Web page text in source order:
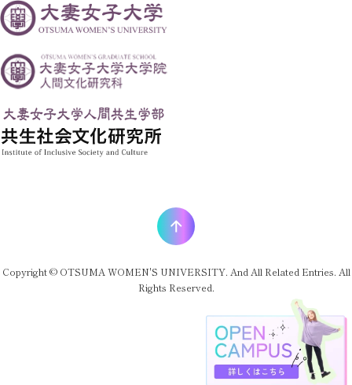
Copyright © OTSUMA WOMEN'S UNIVERSITY. And All Related Entries. All
Rights Reserved.